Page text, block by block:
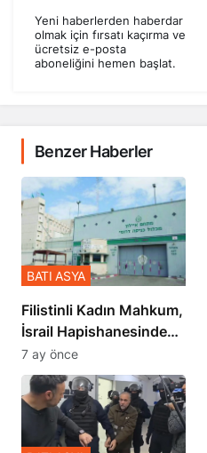
Yeni haberlerden haberdar
olmak için fırsatı kaçırma ve
ücretsiz e-posta
aboneliğini hemen başlat.
Benzer Haberler
Filistinli Kadın Mahkum,
İsrail Hapishanesindeki
Zulmü Anlattı
BATI ASYA
7 ay önce